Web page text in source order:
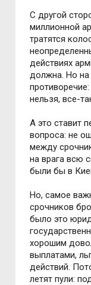
С другой
миллионной
тратятся
действиях
должна. Но на
нельзя, все-
А это ставит
вопроса: не
между
на врага всю
были бы в
Но, самое
срочников
было это
хорошим
выплатами,
действий.
летят пули: